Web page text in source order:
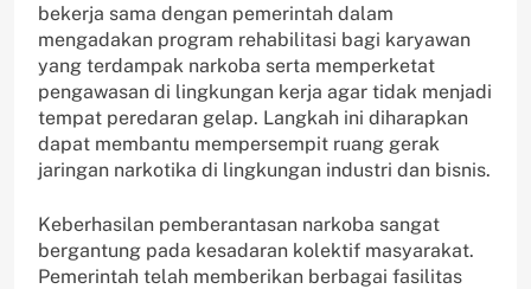
bekerja sama dengan pemerintah dalam
mengadakan program rehabilitasi bagi karyawan
yang terdampak narkoba serta memperketat
pengawasan di lingkungan kerja agar tidak menjadi
tempat peredaran gelap. Langkah ini diharapkan
dapat membantu mempersempit ruang gerak
jaringan narkotika di lingkungan industri dan bisnis.
Keberhasilan pemberantasan narkoba sangat
bergantung pada kesadaran kolektif masyarakat.
Pemerintah telah memberikan berbagai fasilitas